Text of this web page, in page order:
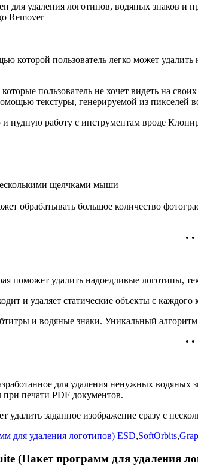
для удаления логотипов, водяных знаков
Remover
которой пользователь легко может
пользователь не хочет видеть на
текстуры, генерируемой из пикселей
нудную работу с инструментам вроде
щелчками мыши
обрабатывать большое количество
• •
поможет удалить надоедливые логотипы,
и удаляет статические объекты с каждого
и водяные знаки. Уникальный
• •
для удаления ненужных
при печати PDF документов.
заданное изображение сразу с
для удаления логотипов) ESD,SoftOrbits,
(Пакет программ для удаления